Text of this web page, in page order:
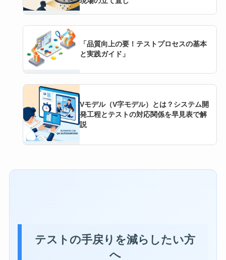
「品質向上の要！テストプロセスの基本
と実践ガイド」
Vモデル（V字モデル）とは？システム開
発工程とテストの対応関係を早見表で解
説
テストの手戻りを減らしたい方
へ